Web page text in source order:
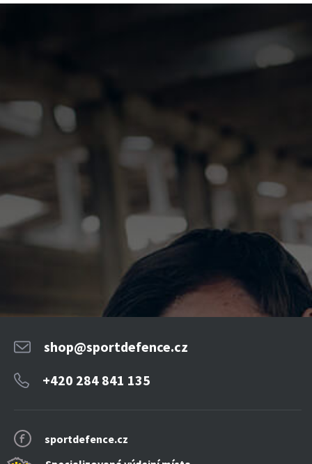
sportdefence.cz
shop@sportdefence.cz
+420 284 841 135